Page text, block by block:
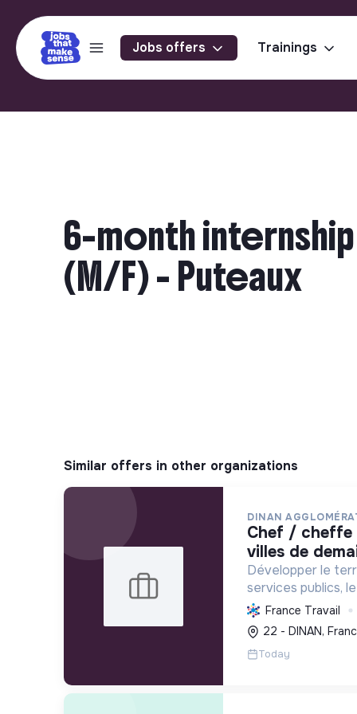
Jobs offers Trainings
6-month
(M/F) - Puteaux
Similar offers in other organizations
DINAN
chef / cheffe de projet petites
villes de
Développer le
services publics,
social et
villes pour une
avenir durable.
France Travail
22 - DINAN,
Today